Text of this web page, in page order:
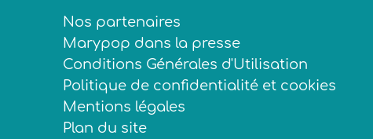
Nos partenaires
Marypop dans la presse
Conditions Générales d'Utilisation
Politique de confidentialité et cookies
Mentions légales
Plan du site